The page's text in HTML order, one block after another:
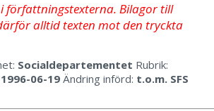
författningstexterna. Bilagor till
alltid texten mot den tryckta
Socialdepartementet Rubrik:
1996-06-19 Ändring införd: t.o.m. SFS